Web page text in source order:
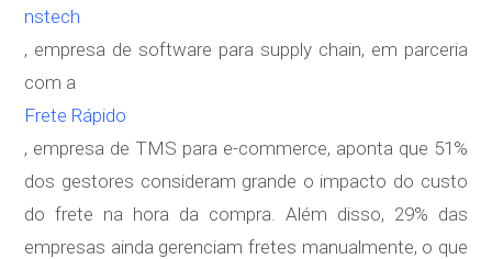
nstech
, empresa de software para supply chain, em parceria
com a
Frete Rápido
, empresa de TMS para e-commerce, aponta que 51%
dos gestores consideram grande o impacto do custo
do frete na hora da compra. Além disso, 29% das
empresas ainda gerenciam fretes manualmente, o que